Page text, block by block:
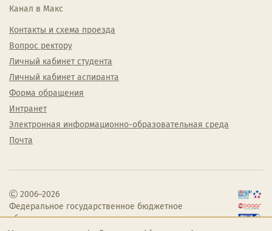
Канал в Макс
Контакты и схема проезда
Вопрос ректору
Личный кабинет студента
Личный кабинет аспиранта
Форма обращения
Интранет
Электронная информационно-образовательная среда
Почта
2006–2026
Федеральное государственное бюджетное
образовательное учреждение высшего